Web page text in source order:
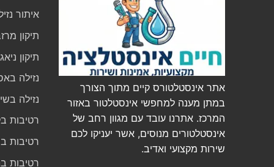
אתר אינסטלטורס קיים מתוך הצורך
במתן מענה למחפשי אינסטלטור באזור
המרכז. אתרנו עובד עם מגוון רחב של
אינסטלטורים מנוסים, אשר יעניקו לכם
שירות מקצועי ואדיב.
איתור
תיקון
תיקון
נזילה
נזילה
רטיבות
רטיבות
רטיבות